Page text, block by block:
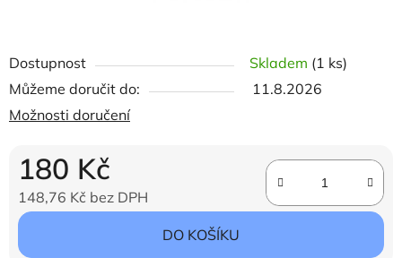
Dostupnost Skladem (1 ks)
Můžeme doručit do:
11.8.2026
Možnosti doručení
180 Kč
148,76 Kč bez DPH
Měrná cena:
DO KOŠÍKU